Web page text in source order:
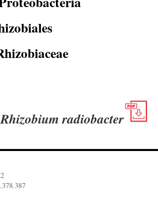
Rhizobium radiobacter